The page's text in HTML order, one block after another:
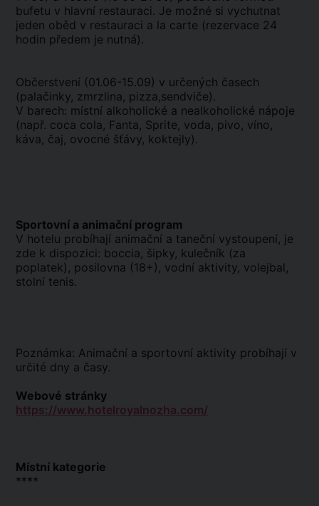
bufetu v hlavní restauraci. Je možné si vychutnat
jeden oběd v restauraci a la carte (rezervace 24
hodin předem je nutná).
Občerstvení (01.06-15.09) v určených časech
(palačinky, zmrzlina, pizza,sendviče).
V barech: místní alkoholické a nealkoholické nápoje
(např. coca cola, Fanta, Sprite, voda, pivo, víno,
káva, čaj, ovocné šťávy, koktejly).
Sportovní a animační program
V hotelu probíhají animační a taneční vystoupení, je
zde k dispozici: boccia, šipky, kulečník (za
poplatek), posilovna (18+), vodní aktivity, volejbal,
stolní tenis.
Poznámka: Animační a sportovní aktivity probíhají v
určité dny a časy.
Webové stránky
https://www.hotelroyalnozha.com/
Místní kategorie
****